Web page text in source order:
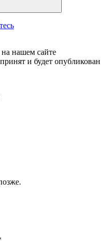
нашем сайте
и будет опубликован